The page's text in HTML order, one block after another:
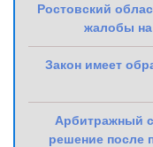
Ростовский
жалобы
Закон имеет
Арбитражный
решение после